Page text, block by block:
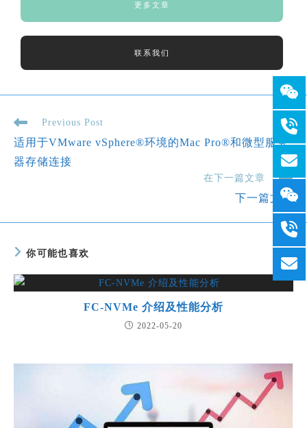
更多文章
联系我们
Previous Post
适用于VMware vSphere®环境的Mac Pro®和微型服务
器存储连接
在下一篇文章
下一篇文章
你可能也喜欢
FC-NVMe 介绍及性能分析
2022-05-20